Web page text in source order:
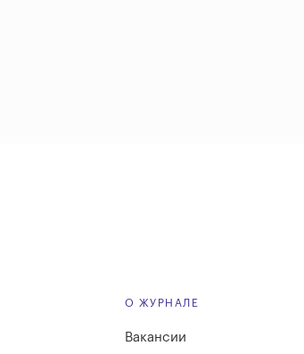
О ЖУРНАЛЕ
Вакансии